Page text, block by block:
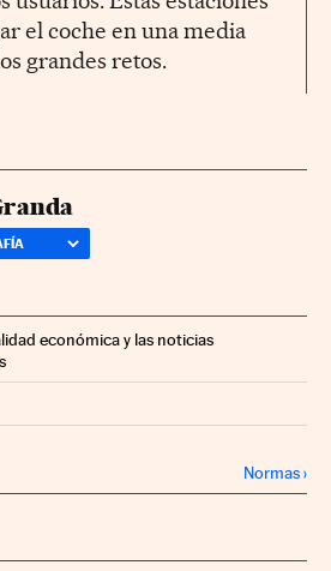
el coche en una media
grandes retos.
económica y las noticias
en Facebook
Días en Twitter
Normas›